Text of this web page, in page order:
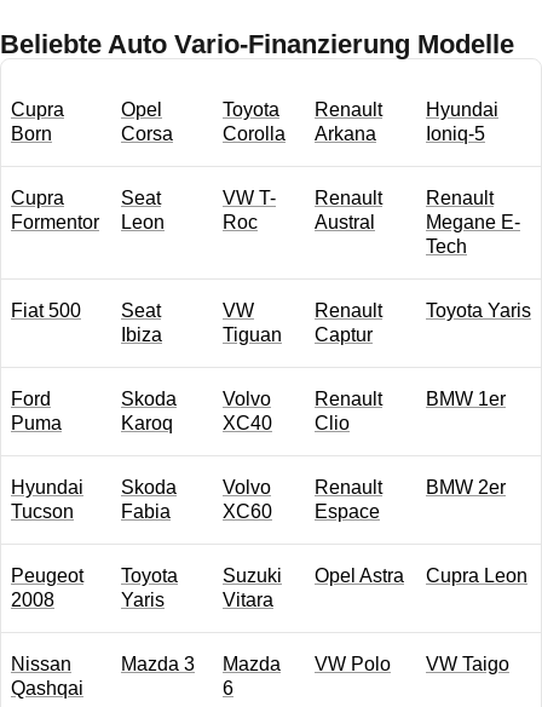
Beliebte Auto Vario-Finanzierung Modelle
Cupra
Born
Opel
Corsa
Toyota
Corolla
Renault
Arkana
Hyundai
Ioniq-5
Cupra
Formentor
Seat
Leon
VW T-
Roc
Renault
Austral
Renault
Megane E-
Tech
Fiat 500
Seat
Ibiza
VW
Tiguan
Renault
Captur
Toyota Yaris
Ford
Puma
Skoda
Karoq
Volvo
XC40
Renault
Clio
BMW 1er
Hyundai
Tucson
Skoda
Fabia
Volvo
XC60
Renault
Espace
BMW 2er
Peugeot
2008
Toyota
Yaris
Suzuki
Vitara
Opel Astra Cupra Leon
Nissan
Qashqai
Mazda 3
Mazda
6
VW Polo VW Taigo